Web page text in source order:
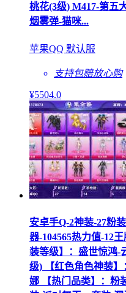
桃花(3级) M417-第五
烟雾弹-猫咪...
苹果QQ 默认服
支持包赔放心购
¥5504.0
安卓手Q-2神装-27粉
器-104565热力值-12
装等级】：盛世惊鸿-
级) 【红色角色神装
娜 【热门品类】：粉